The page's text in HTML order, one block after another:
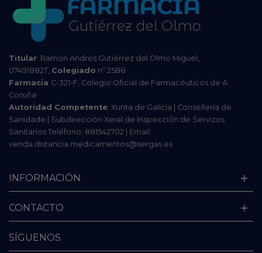
Titular: Ramón Andrés Gutiérrez del Olmo Miguel,
07491882T, Colegiado nº 2588
Farmacia C-321-F, Colegio Oficial de Farmacéuticos de A
Coruña
Autoridad Competente: Xunta de Galicia | Consellería de
Sanidade | Subdirección Xeral de Inspección de Servizos
Sanitarios Teléfono: 881542702 | Email:
venda.distancia.medicamentos@sergas.es
INFORMACIÓN
CONTACTO
SÍGUENOS